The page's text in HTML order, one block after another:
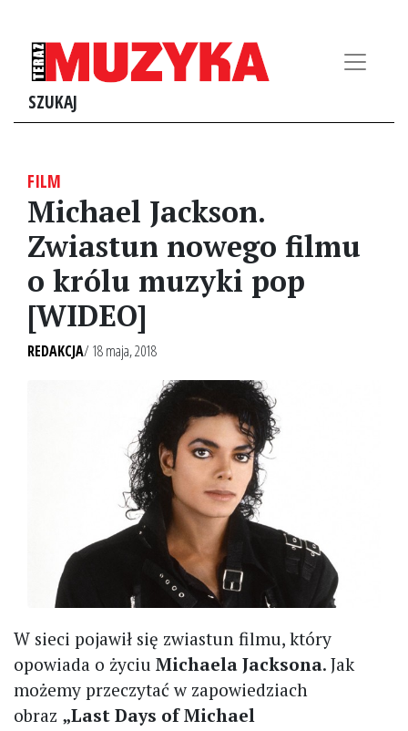
SZUKAJ
FILM
Michael Jackson.
Zwiastun nowego filmu
o królu muzyki pop
[WIDEO]
REDAKCJA/ 18 maja, 2018
W sieci pojawił się zwiastun filmu, który
opowiada o życiu Michaela Jacksona. Jak
możemy przeczytać w zapowiedziach
obraz „Last Days of Michael